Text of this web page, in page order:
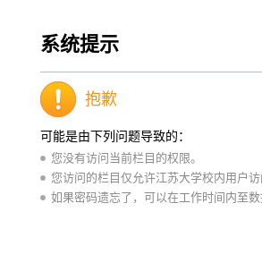
系统提示
抱歉
可能是由下列问题导致的：
您没有访问当前栏目的权限。
您访问的栏目仅允许江苏大学校内用户
如果密码遗忘了，可以在工作时间内至